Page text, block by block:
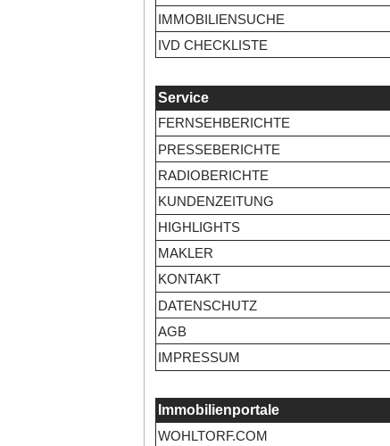
IMMOBILIENSUCHE
IVD CHECKLISTE
Service
FERNSEHBERICHTE
PRESSEBERICHTE
RADIOBERICHTE
KUNDENZEITUNG
HIGHLIGHTS
MAKLER
KONTAKT
DATENSCHUTZ
AGB
IMPRESSUM
Immobilienportale
WOHLTORF.COM